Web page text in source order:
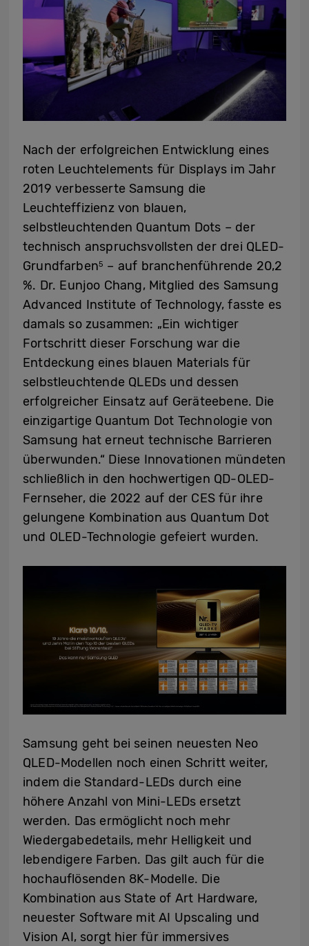
Nach der erfolgreichen Entwicklung eines
roten Leuchtelements für Displays im Jahr
2019 verbesserte Samsung die
Leuchteffizienz von blauen,
selbstleuchtenden Quantum Dots – der
technisch anspruchsvollsten der drei QLED-
Grundfarben5 – auf branchenführende 20,2
%. Dr. Eunjoo Chang, Mitglied des Samsung
Advanced Institute of Technology, fasste es
damals so zusammen: „Ein wichtiger
Fortschritt dieser Forschung war die
Entdeckung eines blauen Materials für
selbstleuchtende QLEDs und dessen
erfolgreicher Einsatz auf Geräteebene. Die
einzigartige Quantum Dot Technologie von
Samsung hat erneut technische Barrieren
überwunden.“ Diese Innovationen mündeten
schließlich in den hochwertigen QD-OLED-
Fernseher, die 2022 auf der CES für ihre
gelungene Kombination aus Quantum Dot
und OLED-Technologie gefeiert wurden.
Samsung geht bei seinen neuesten Neo
QLED-Modellen noch einen Schritt weiter,
indem die Standard-LEDs durch eine
höhere Anzahl von Mini-LEDs ersetzt
werden. Das ermöglicht noch mehr
Wiedergabedetails, mehr Helligkeit und
lebendigere Farben. Das gilt auch für die
hochauflösenden 8K-Modelle. Die
Kombination aus State of Art Hardware,
neuester Software mit AI Upscaling und
Vision AI, sorgt hier für immersives